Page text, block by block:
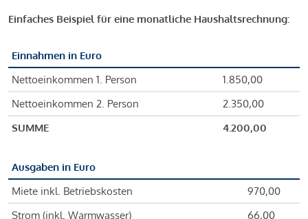
Einfaches Beispiel für eine monatliche Haushaltsrechnung:
Einnahmen in Euro
Nettoeinkommen 1. Person
1.850,00
Nettoeinkommen 2. Person
2.350,00
SUMME
4.200,00
Ausgaben in Euro
Miete inkl. Betriebskosten
970,00
Strom (inkl. Warmwasser)
66,00